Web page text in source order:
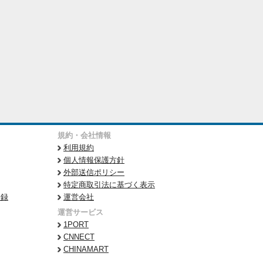
規約・会社情報
利用規約
個人情報保護方針
外部送信ポリシー
特定商取引法に基づく表示
運営会社
運営サービス
1PORT
CNNECT
CHINAMART